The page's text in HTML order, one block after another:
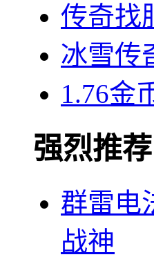
传奇找
冰雪传
1.76金
强烈推荐
群雷电
战神